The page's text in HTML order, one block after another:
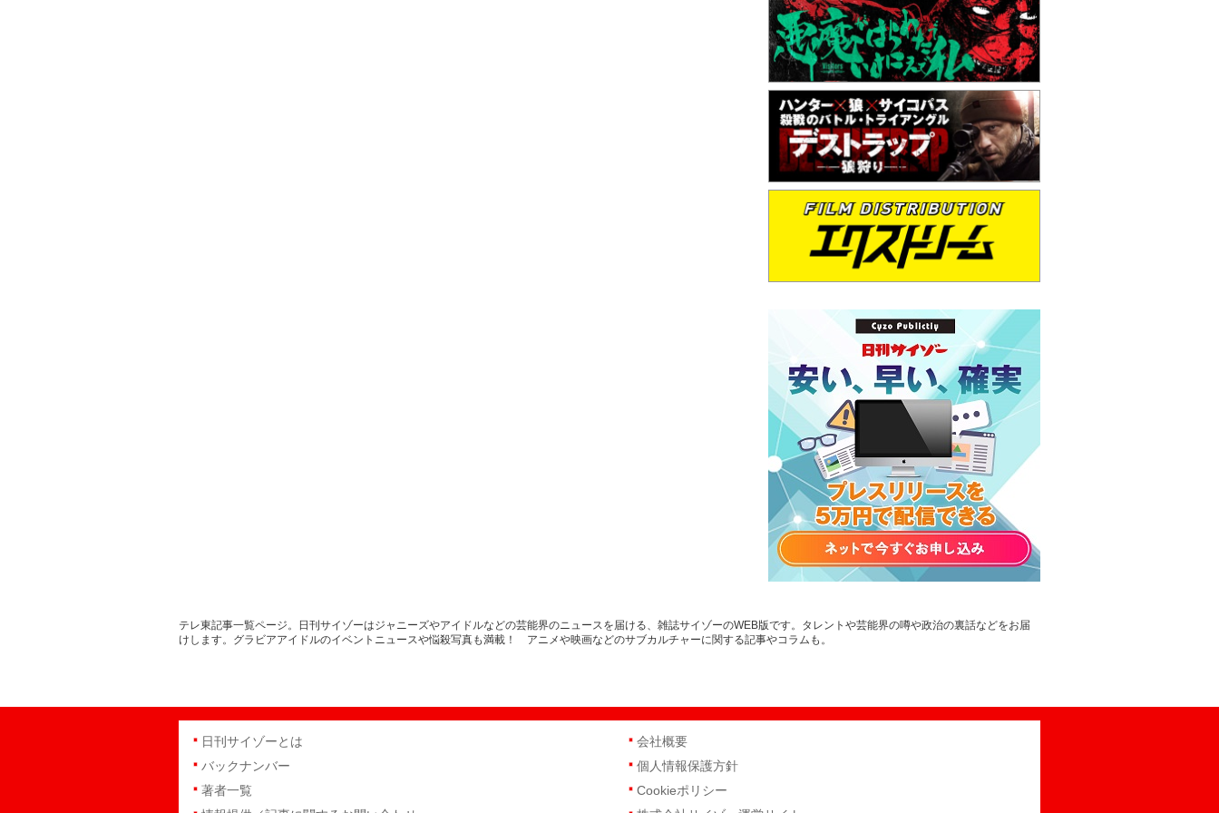
テレ東記事一覧ページ。日刊サイゾーはジャニーズやアイドルなどの芸能界のニュースを届ける、雑誌サイゾーのWEB版です。タレントや芸能界の噂や政治の裏話などをお届
けします。グラビアアイドルのイベントニュースや悩殺写真も満載！ アニメや映画などのサブカルチャーに関する記事やコラムも。
日刊サイゾーとは
バックナンバー
著者一覧
会社概要
個人情報保護方針
Cookieポリシー